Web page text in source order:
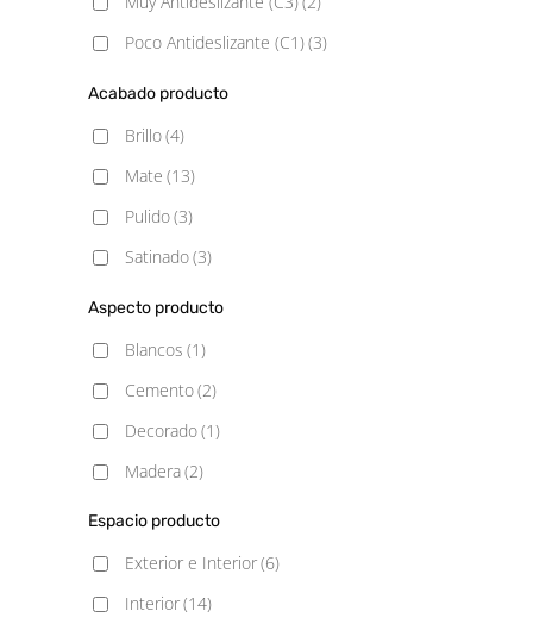
Poco Antideslizante (C1)(3)
Acabado producto
Brillo(4)
Mate (13)
Pulido(3)
Satinado(3)
Aspecto producto
Blancos (1)
Cemento(2)
Decorado(1)
Madera(2)
Mármol(5)
Piedra
Espacio producto
Exterior e Interior(6)
Interior(14)